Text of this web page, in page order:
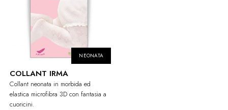
NEONATA
COLLANT IRMA
Collant neonata in morbida ed
elastica microfibra 3D con fantasia a
cuoricini.